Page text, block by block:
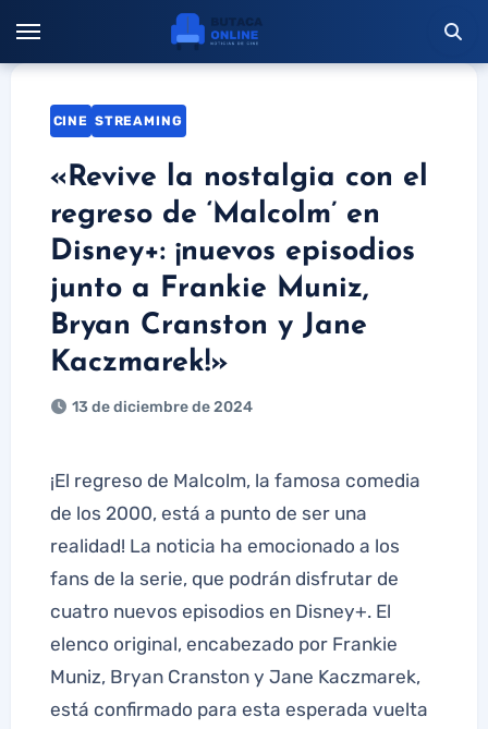
contenido
CINE STREAMING
«Revive la nostalgia con el
regreso de ‘Malcolm’ en
Disney+: ¡nuevos episodios
junto a Frankie Muniz,
Bryan Cranston y Jane
Kaczmarek!»
13 de diciembre de 2024
¡El regreso de Malcolm, la famosa comedia
de los 2000, está a punto de ser una
realidad! La noticia ha emocionado a los
fans de la serie, que podrán disfrutar de
cuatro nuevos episodios en Disney+. El
elenco original, encabezado por Frankie
Muniz, Bryan Cranston y Jane Kaczmarek,
está confirmado para esta esperada vuelta